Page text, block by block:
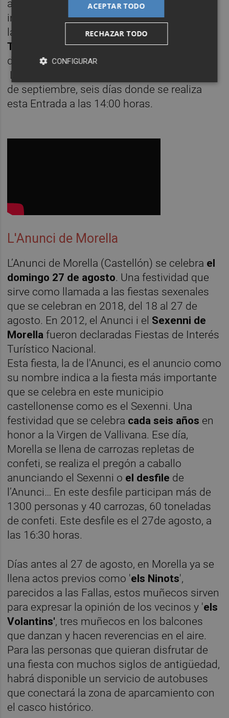
acercarse y disfrutar de estas fiestas de
interés. Ya enseptiembre, Segorbe celebra
la semana taurina con la famosa
Toros y Caballos, también declarada Fiesta
de Interés Turístico Internacional en 2005.
La fecha exacta de este acto es del 4 al 10
de septiembre, seis días donde se realiza
esta Entrada a las 14:00 horas.
L'Anunci de Morella
L’Anunci de Morella (Castellón) se celebra el
domingo 27 de agosto. Una festividad que
sirve como llamada a las fiestas sexenales
que se celebran en 2018, del 18 al 27 de
agosto. En 2012, el Anunci i el Sexenni de
Morellafueron declaradas Fiestas de Interés
Turístico Nacional.
Esta fiesta, la de l'Anunci, es el anuncio como
su nombre indica a la fiesta más importante
que se celebra en este municipio
castellonense como es el Sexenni. Una
festividad que se celebra cada seis años en
honor a la Virgen de Vallivana. Ese día,
Morella se llena de carrozas repletas de
confeti, se realiza el pregón a caballo
anunciando el Sexenni o el desfile de
l’Anunci… En este desfile participan más de
1300 personas y 40 carrozas, 60 toneladas
de confeti. Este desfile es el 27de agosto, a
las 16:30 horas.
Días antes al 27 de agosto, en Morella ya se
llena actos previos como 'els Ninots',
parecidos a las Fallas, estos muñecos sirven
para expresar la opinión de los vecinos y 'els
Volantins', tres muñecos en los balcones
que danzan y hacen reverencias en el aire.
Para las personas que quieran disfrutar de
una fiesta con muchos siglos de antigüedad,
habrá disponible un servicio de autobuses
que conectará la zona de aparcamiento con
el casco histórico.
ACEPTAR TODO
RECHAZAR TODO
CONFIGURAR